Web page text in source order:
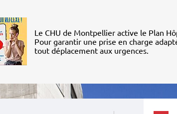
Le CHU de Montpellier active le Plan
Pour garantir une prise en charge
tout déplacement aux urgences.